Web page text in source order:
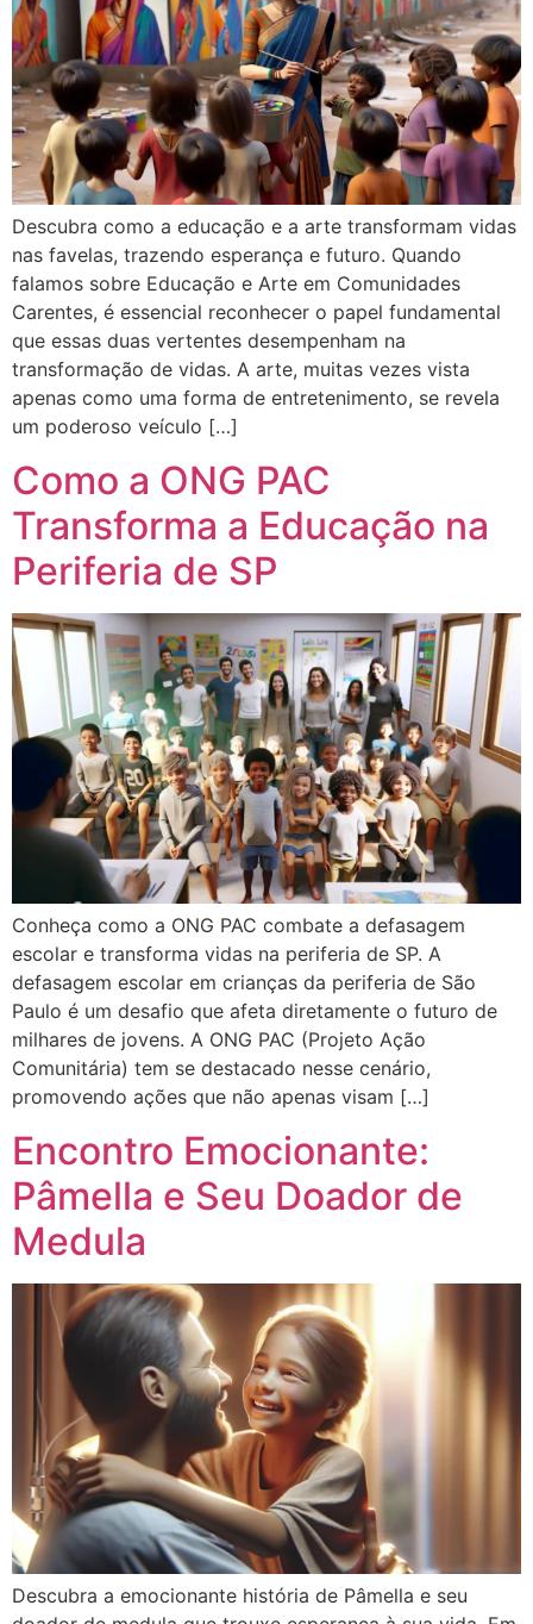
Descubra como a educação e a arte transformam vidas
nas favelas, trazendo esperança e futuro. Quando
falamos sobre Educação e Arte em Comunidades
Carentes, é essencial reconhecer o papel fundamental
que essas duas vertentes desempenham na
transformação de vidas. A arte, muitas vezes vista
apenas como uma forma de entretenimento, se revela
um poderoso veículo […]
Como a ONG PAC
Transforma a Educação na
Periferia de SP
Conheça como a ONG PAC combate a defasagem
escolar e transforma vidas na periferia de SP. A
defasagem escolar em crianças da periferia de São
Paulo é um desafio que afeta diretamente o futuro de
milhares de jovens. A ONG PAC (Projeto Ação
Comunitária) tem se destacado nesse cenário,
promovendo ações que não apenas visam […]
Encontro Emocionante:
Pâmella e Seu Doador de
Medula
Descubra a emocionante história de Pâmella e seu